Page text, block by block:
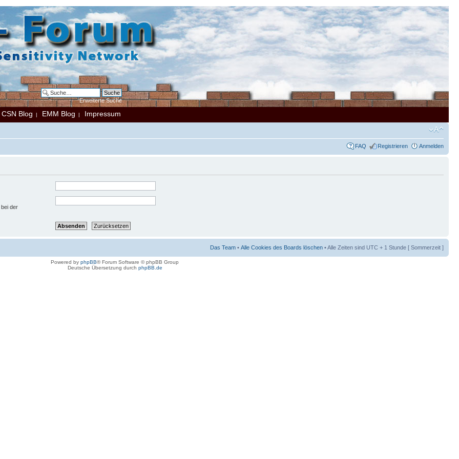
Erweiterte Suche
CSN Blog | EMM Blog | Impressum
FAQ Registrieren Anmelden
der
Das Team • Alle Cookies des Boards löschen • Alle Zeiten sind UTC + 1 Stunde [ Sommerzeit ]
Powered by phpBB® Forum Software © phpBB Group
Deutsche Übersetzung durch phpBB.de